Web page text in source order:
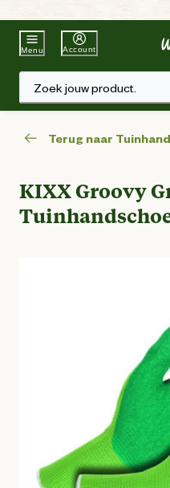
Beste
Menu Account
Zoek jouw product.
Terug naar
KIXX Groovy